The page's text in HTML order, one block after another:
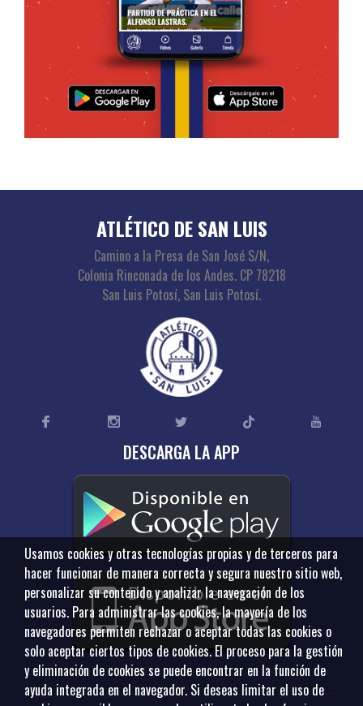
ATLÉTICO DE SAN LUIS
Camino a la Presa de San José S/N,
Colonia Rinconada de los Andes. CP 78218
San Luis Potosí, San Luis Potosí.
DESCARGA LA APP
Usamos cookies y otras tecnologías propias y de terceros para
hacer funcionar de manera correcta y segura nuestro sitio web,
personalizar su contenido y analizar la navegación de los
usuarios. Para administrar las cookies, la mayoría de los
navegadores permiten rechazar o aceptar todas las cookies o
solo aceptar ciertos tipos de cookies. El proceso para la gestión
y eliminación de cookies se puede encontrar en la función de
ayuda integrada en el navegador. Si deseas limitar el uso de